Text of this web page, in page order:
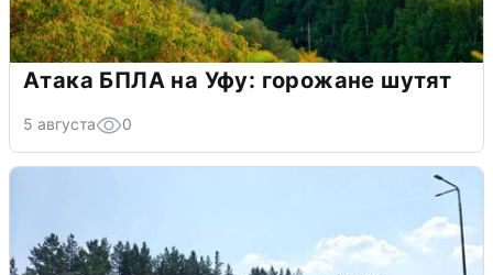
Атака БПЛА на Уфу: горожане шутят
5 августа 0